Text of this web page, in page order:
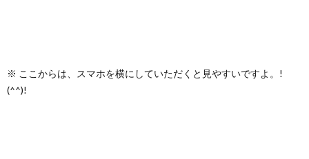
※ ここからは、スマホを横にしていただくと見やすいですよ。!
(^^)!